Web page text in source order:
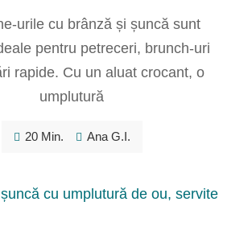
urile cu brânză și șuncă sunt
pentru petreceri, brunch-uri
rapide. Cu un aluat crocant, o
umplutură
20 Min. Ana G.I.